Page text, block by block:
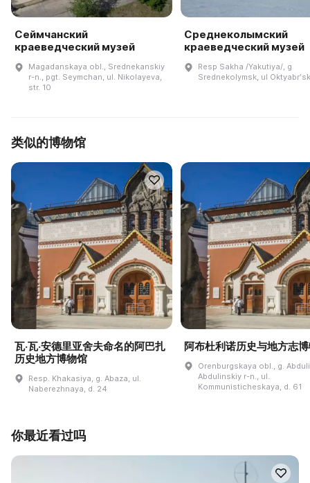
Сеймчанский
краеведческий музей
Magadanskaya obl., Srednekanskiy
r-n., pgt. Seymchan, ul. Nikolayeva,
str. 10
Среднеколымский
краеведческий музей
Resp Sakha /Yakutiya/, g
Srednekolymsk, ul
类似的博物馆
瓦·瓦·安德里亚舍夫命名的阿巴扎
历史地方博物馆
Resp. Khakasiya, g. Abaza, ul.
Naberezhnaya, d. 24
阿布杜利诺历史与地方志
Orenburgskaya obl., g.
Abdulinskiy r-n., ul.
Kommunisticheskaya, d. 61
你最近看过吗